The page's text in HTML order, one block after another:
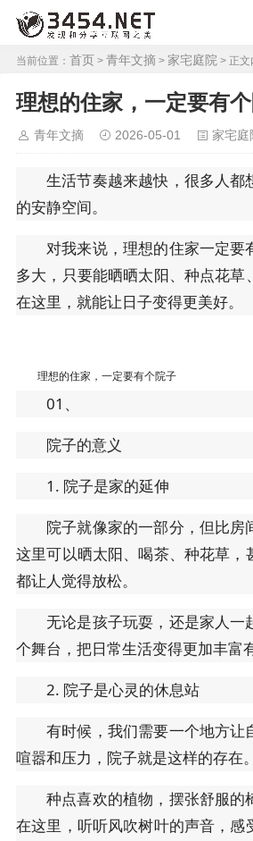
当前位置： 首页 > 青年文摘 > 家宅庭院 > 正文
理想的住家，一定要有
青年文摘 2026-05-01 家宅庭
生活节奏越来越快，很多人都
的安静空间。
对我来说，理想的住家一定要
多大，只要能晒晒太阳、种点花草
在这里，就能让日子变得更美好。
理想的住家，一定要有个院子
01、
院子的意义
1. 院子是家的延伸
院子就像家的一部分，但比房
这里可以晒太阳、喝茶、种花草，
都让人觉得放松。
无论是孩子玩耍，还是家人一
个舞台，把日常生活变得更加丰富
2. 院子是心灵的休息站
有时候，我们需要一个地方让
喧嚣和压力，院子就是这样的存在。
种点喜欢的植物，摆张舒服的
在这里，听听风吹树叶的声音，感